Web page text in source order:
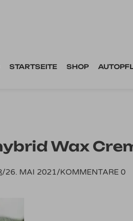
STARTSEITE SHOP
Wax
/26. MAI 2021/KOMMENTARE 0